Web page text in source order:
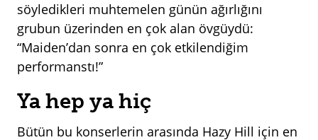
söyledikleri muhtemelen günün ağırlığını
grubun üzerinden en çok alan övgüydü:
“Maiden’dan sonra en çok etkilendiğim
performanstı!”
Ya hep ya hiç
Bütün bu konserlerin arasında Hazy Hill için en